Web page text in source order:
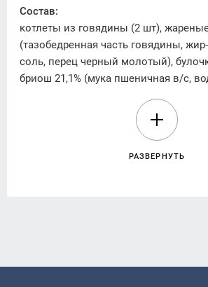
Состав:
котлеты из говядины (2 шт), жареные
(тазобедренная часть говядины,
соль, перец черный молотый),
бриош 21,1% (мука пшеничная в/с,
улучшитель хлебопекарный
сухое обезжиренное молоко,
натрия; ароматизаторы; красители:
РАЗВЕРНУТЬ